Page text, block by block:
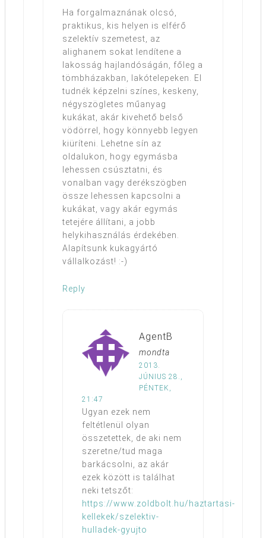
Ha forgalmaznának olcsó,
praktikus, kis helyen is elférő
szelektív szemetest, az
alighanem sokat lendítene a
lakosság hajlandóságán, főleg a
tömbházakban, lakótelepeken. El
tudnék képzelni színes, keskeny,
négyszögletes műanyag
kukákat, akár kivehető belső
vödörrel, hogy könnyebb legyen
kiüríteni. Lehetne sín az
oldalukon, hogy egymásba
lehessen csúsztatni, és
vonalban vagy derékszögben
össze lehessen kapcsolni a
kukákat, vagy akár egymás
tetejére állítani, a jobb
helykihasználás érdekében.
Alapítsunk kukagyártó
vállalkozást! :-)
Reply
AgentB
mondta
2013.
JÚNIUS 28.,
PÉNTEK,
21:47
Ugyan ezek nem
feltétlenül olyan
összetettek, de aki nem
szeretne/tud maga
barkácsolni, az akár
ezek között is találhat
neki tetszőt:
https://www.zoldbolt.hu/haztartasi-
kellekek/szelektiv-
hulladek-gyujto